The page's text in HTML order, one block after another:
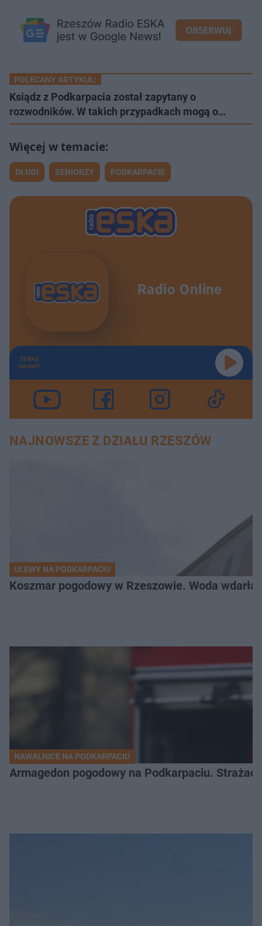
POLECANY ARTYKUŁ:
Ksiądz z Podkarpacia został zapytany o
rozwodników. W takich przypadkach mogą o…
DŁUGI SENIORZY PODKARPACIE
Radio Online
TERAZ
GRAMY
NAJNOWSZE Z DZIAŁU RZESZÓW
ULEWY NA PODKARPACIU
Koszmar pogodowy w Rzeszowie. Woda
NAWAŁNICE NA PODKARPACIU
Armagedon pogodowy na Podkarpaciu.